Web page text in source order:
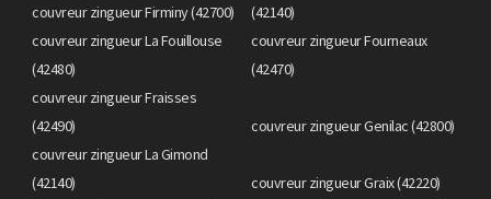
couvreur zingueur Firminy (42700)
(42140)
couvreur zingueur La Fouillouse
(42480)
couvreur zingueur Fourneaux
(42470)
couvreur zingueur Fraisses
(42490)
couvreur zingueur Genilac (42800)
couvreur zingueur La Gimond
(42140)
couvreur zingueur Graix (42220)